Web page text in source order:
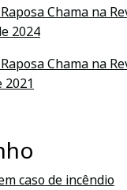
Chama na
2024
Chama na
2021
caso de incêndio